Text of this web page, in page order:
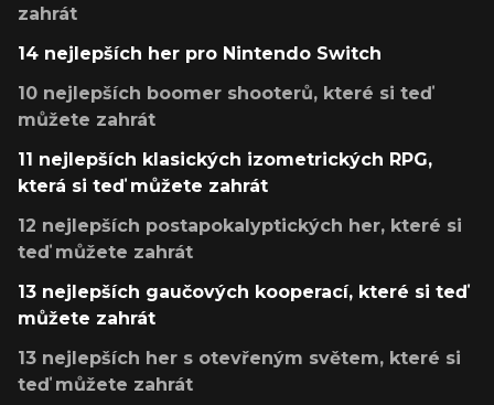
zahrát
14 nejlepších her pro Nintendo Switch
10 nejlepších boomer shooterů, které si teď
můžete zahrát
11 nejlepších klasických izometrických RPG,
která si teď můžete zahrát
12 nejlepších postapokalyptických her, které si
teď můžete zahrát
13 nejlepších gaučových kooperací, které si teď
můžete zahrát
13 nejlepších her s otevřeným světem, které si
teď můžete zahrát